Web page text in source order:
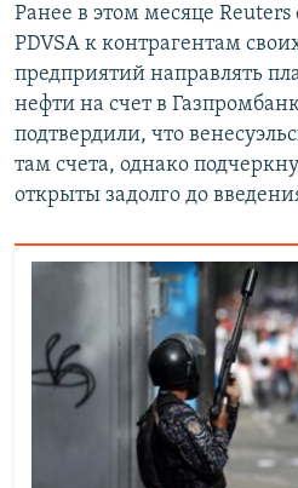
ELIFBE
УКРАИНСКАЯ ПРОБЛЕМА КРЫМА
Все сайты RFE/RL
Ранее в этом месяце Reuters
PDVSA к контрагентам
предприятий направлять
нефти на счет в
подтвердили, что
там счета, однако
открыты задолго до